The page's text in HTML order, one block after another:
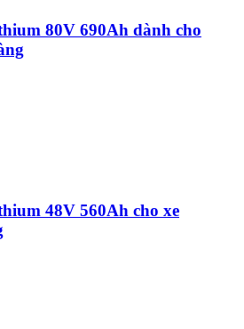
80V 690Ah dành cho
48V 560Ah cho xe